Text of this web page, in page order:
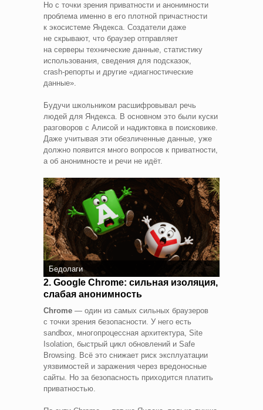
Но с точки зрения приватности и анонимности
проблема именно в его плотной причастности
к экосистеме Яндекса. Создатели даже
не скрывают, что браузер отправляет
на серверы технические данные, статистику
использования, сведения для подсказок,
crash‑репорты и другие «диагностические
данные».
Будучи школьником расшифровывал речь
людей для Яндекса. В основном это были куски
разговоров с Алисой и надиктовка в поисковике.
Даже учитывая эти обезличенные данные, уже
должно появится много вопросов к приватности,
а об анонимносте и речи не идёт.
Бедолаги
2. Google Chrome: сильная изоляция,
слабая анонимность
Chrome — один из самых сильных браузеров
с точки зрения безопасности. У него есть
sandbox, многопроцессная архитектура, Site
Isolation, быстрый цикл обновлений и Safe
Browsing. Всё это снижает риск эксплуатации
уязвимостей и заражения через вредоносные
сайты. Но за безопасность приходится платить
приватностью.